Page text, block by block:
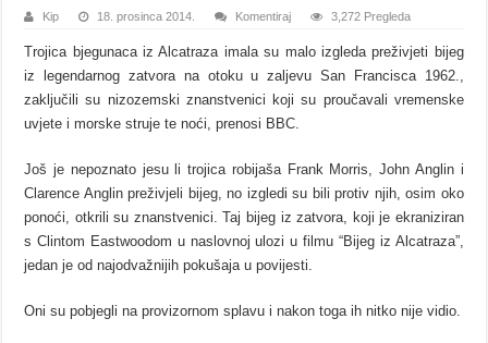
Kip 18. prosinca 2014. Komentiraj 3,272 Pregleda
Trojica bjegunaca iz Alcatraza imala su malo izgleda preživjeti bijeg
iz legendarnog zatvora na otoku u zaljevu San Francisca 1962.,
zaključili su nizozemski znanstvenici koji su proučavali vremenske
uvjete i morske struje te noći, prenosi BBC.
Još je nepoznato jesu li trojica robijaša Frank Morris, John Anglin i
Clarence Anglin preživjeli bijeg, no izgledi su bili protiv njih, osim oko
ponoći, otkrili su znanstvenici. Taj bijeg iz zatvora, koji je ekraniziran
s Clintom Eastwoodom u naslovnoj ulozi u filmu “Bijeg iz Alcatraza”,
jedan je od najodvažnijih pokušaja u povijesti.
Oni su pobjegli na provizornom splavu i nakon toga ih nitko nije vidio.